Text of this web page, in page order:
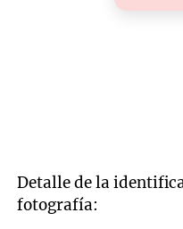
Detalle de la
fotografía: